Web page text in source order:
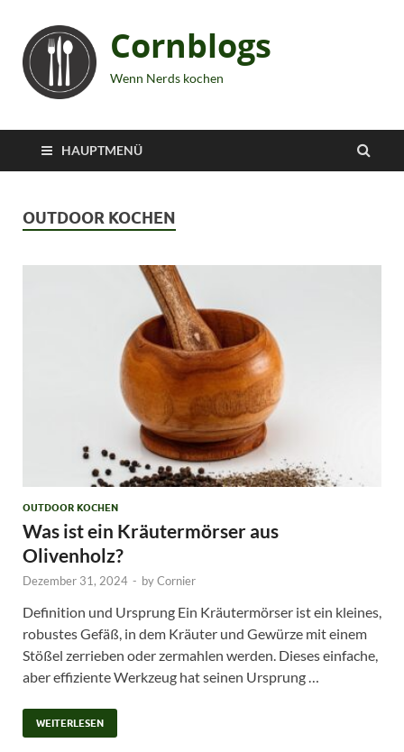
Cornblogs
Wenn Nerds kochen
HAUPTMENÜ
OUTDOOR KOCHEN
OUTDOOR KOCHEN
Was ist ein Kräutermörser aus
Olivenholz?
Dezember 31, 2024 - byCornier
Definition und Ursprung Ein Kräutermörser ist ein kleines,
robustes Gefäß, in dem Kräuter und Gewürze mit einem
Stößel zerrieben oder zermahlen werden. Dieses einfache,
aber effiziente Werkzeug hat seinen Ursprung …
WEITERLESEN